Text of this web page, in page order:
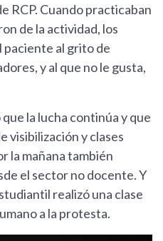
RCP. Cuando practicaban
de la actividad, los
paciente al grito de
y al que no le gusta,
la lucha continúa y que
visibilización y clases
la mañana también
el sector no docente. Y
realizó una clase
a la protesta.